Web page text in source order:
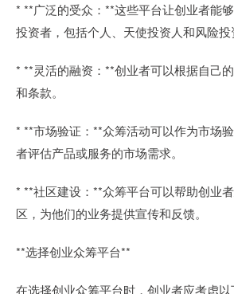
* **广泛的受众：**这些平台让创业者能
投资者，包括个人、天使投资人和风险投
* **灵活的融资：**创业者可以根据自己
和条款。
* **市场验证：**众筹活动可以作为市场
者评估产品或服务的市场需求。
* **社区建设：**众筹平台可以帮助创业
区，为他们的业务提供宣传和反馈。
**选择创业众筹平台**
在选择创业众筹平台时，创业者应考虑以